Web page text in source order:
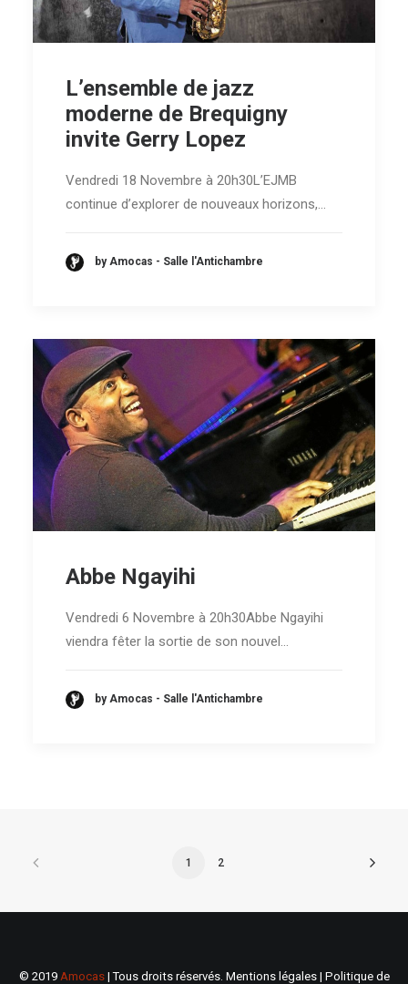
L’ensemble de jazz
moderne de Brequigny
invite Gerry Lopez
Vendredi 18 Novembre à 20h30L’EJMB
continue d’explorer de nouveaux horizons,…
by Amocas - Salle l'Antichambre
Abbe Ngayihi
Vendredi 6 Novembre à 20h30Abbe Ngayihi
viendra fêter la sortie de son nouvel…
by Amocas - Salle l'Antichambre
1 2
© 2019 Amocas| Tous droits réservés. Mentions légales| Politique de